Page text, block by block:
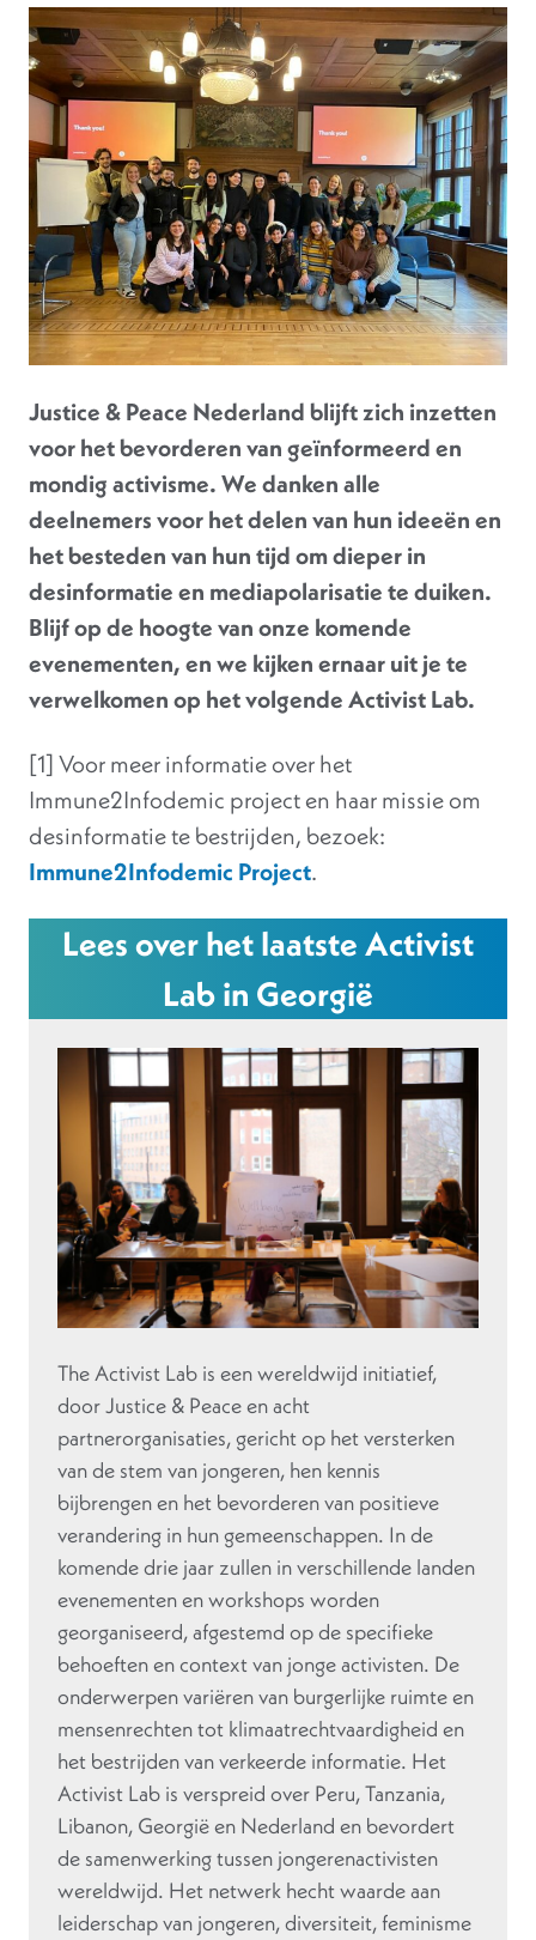
Justice & Peace Nederland blijft zich inzetten
voor het bevorderen van geïnformeerd en
mondig activisme. We danken alle
deelnemers voor het delen van hun ideeën en
het besteden van hun tijd om dieper in
desinformatie en mediapolarisatie te duiken.
Blijf op de hoogte van onze komende
evenementen, en we kijken ernaar uit je te
verwelkomen op het volgende Activist Lab.
[1] Voor meer informatie over het
Immune2Infodemic project en haar missie om
desinformatie te bestrijden, bezoek:
Immune2Infodemic Project.
Lees over het laatste Activist
Lab in Georgië
The Activist Lab is een wereldwijd initiatief,
door Justice & Peace en acht
partnerorganisaties, gericht op het versterken
van de stem van jongeren, hen kennis
bijbrengen en het bevorderen van positieve
verandering in hun gemeenschappen. In de
komende drie jaar zullen in verschillende landen
evenementen en workshops worden
georganiseerd, afgestemd op de specifieke
behoeften en context van jonge activisten. De
onderwerpen variëren van burgerlijke ruimte en
mensenrechten tot klimaatrechtvaardigheid en
het bestrijden van verkeerde informatie. Het
Activist Lab is verspreid over Peru, Tanzania,
Libanon, Georgië en Nederland en bevordert
de samenwerking tussen jongerenactivisten
wereldwijd. Het netwerk hecht waarde aan
leiderschap van jongeren, diversiteit, feminisme